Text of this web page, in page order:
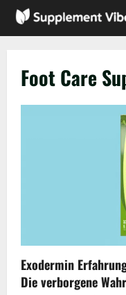
Zum
Inhalt
Foot Care
Exodermin
Die verborgene